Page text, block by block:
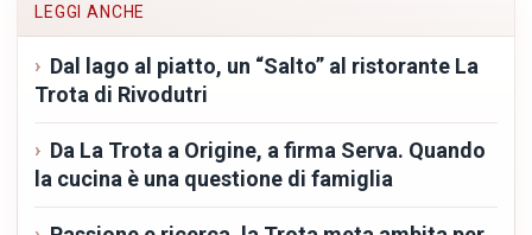
LEGGI ANCHE
Dal lago al piatto, un “Salto” al ristorante La
Trota di Rivodutri
Da La Trota a Origine, a firma Serva. Quando
la cucina è una questione di famiglia